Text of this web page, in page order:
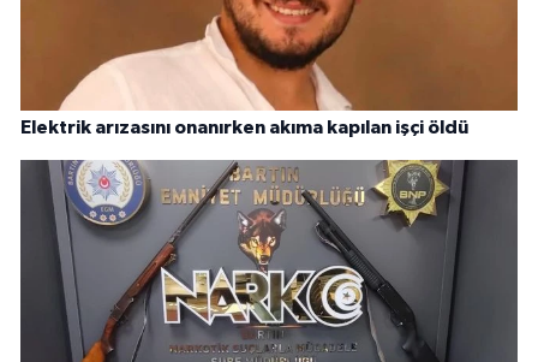
Elektrik arızasını onanırken akıma kapılan işçi öldü